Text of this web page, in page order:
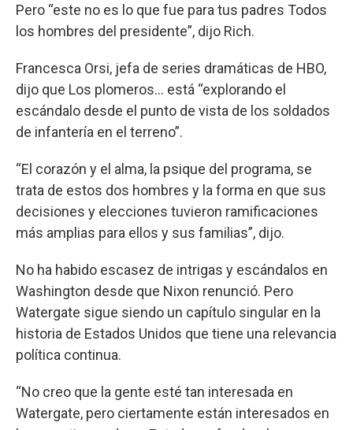
Pero “este no es lo que fue para tus padres Todos
los hombres del presidente”, dijo Rich.
Francesca Orsi, jefa de series dramáticas de HBO,
dijo que Los plomeros... está “explorando el
escándalo desde el punto de vista de los soldados
de infantería en el terreno”.
“El corazón y el alma, la psique del programa, se
trata de estos dos hombres y la forma en que sus
decisiones y elecciones tuvieron ramificaciones
más amplias para ellos y sus familias”, dijo.
No ha habido escasez de intrigas y escándalos en
Washington desde que Nixon renunció. Pero
Watergate sigue siendo un capítulo singular en la
historia de Estados Unidos que tiene una relevancia
política continua.
“No creo que la gente esté tan interesada en
Watergate, pero ciertamente están interesados en